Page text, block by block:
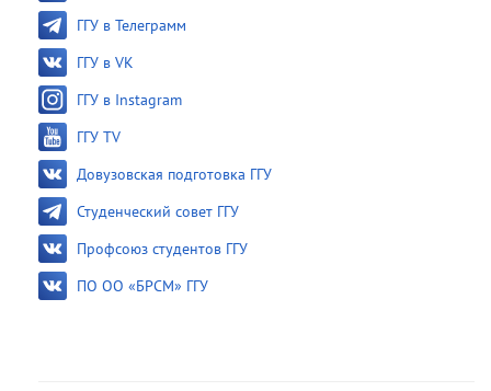
ГГУ в Телеграмм
ГГУ в VK
ГГУ в Instagram
ГГУ TV
Довузовская подготовка ГГУ
Студенческий совет ГГУ
Профсоюз студентов ГГУ
ПО ОО «БРСМ» ГГУ